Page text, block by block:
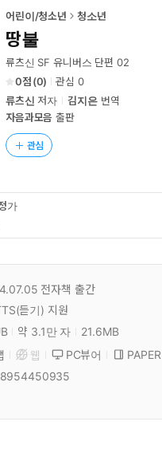
어린이/청소년 청소년
땅불
류츠신 SF 유니버스 단편 02
0
(0) 관심 0
류츠신 저자 김지은번역
자음과모음 출판
관심
가
전자책 출간
듣기) 지원
약 3.1만 자
21.6MB
웹 PC뷰어
PAPER